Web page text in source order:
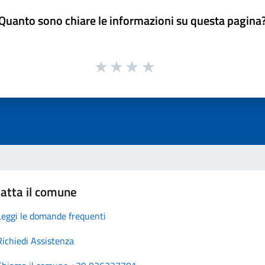
sono chiare le informazioni su questa
il comune
le domande frequenti
Assistenza